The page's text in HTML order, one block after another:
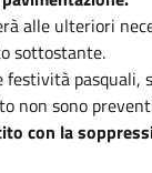
alle ulteriori
sottostante.
pasquali,
non sono
con la